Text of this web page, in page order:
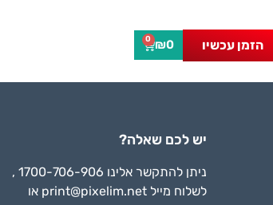
הזמן עכשיו ₪0
0
יש לכם שאלה?
ניתן להתקשר אלינו 1700-706-906 ,
לשלוח מיילprint@pixelim.net או